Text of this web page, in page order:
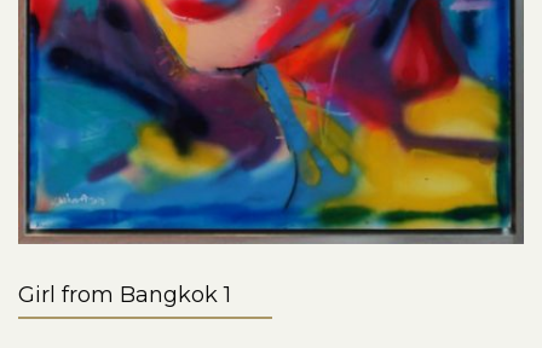
Girl from Bangkok 1